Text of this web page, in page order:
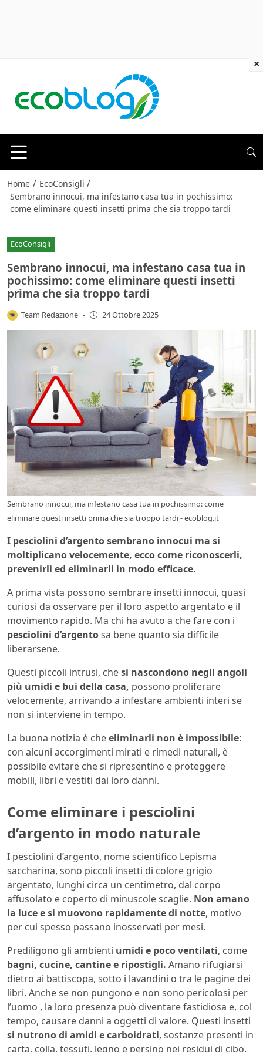
Home / EcoConsigli /
Sembrano innocui, ma infestano casa tua in pochissimo:
come eliminare questi insetti prima che sia troppo tardi
EcoConsigli
Sembrano innocui, ma infestano casa tua in
pochissimo: come eliminare questi insetti
prima che sia troppo tardi
Team Redazione - 24 Ottobre 2025
Sembrano innocui, ma infestano casa tua in pochissimo: come
eliminare questi insetti prima che sia troppo tardi - ecoblog.it
I pesciolini d’argento sembrano innocui ma si
moltiplicano velocemente, ecco come riconoscerli,
prevenirli ed eliminarli in modo efficace.
A prima vista possono sembrare insetti innocui, quasi
curiosi da osservare per il loro aspetto argentato e il
movimento rapido. Ma chi ha avuto a che fare con i
pesciolini d’argentosa bene quanto sia difficile
liberarsene.
Questi piccoli intrusi, chesi nascondono negli angoli
più umidi e bui della casa, possono proliferare
velocemente, arrivando a infestare ambienti interi se
non si interviene in tempo.
La buona notizia è cheeliminarli non è impossibile:
con alcuni accorgimenti mirati e rimedi naturali, è
possibile evitare che si ripresentino e proteggere
mobili, libri e vestiti dai loro danni.
Come eliminare i pesciolini
d’argento in modo naturale
I pesciolini d’argento, nome scientifico Lepisma
saccharina, sono piccoli insetti di colore grigio
argentato, lunghi circa un centimetro, dal corpo
affusolato e coperto di minuscole scaglie. Non amano
la luce e si muovono rapidamente di notte, motivo
per cui spesso passano inosservati per mesi.
Prediligono gli ambienti umidi e poco ventilati, come
bagni, cucine, cantine e ripostigli. Amano rifugiarsi
dietro ai battiscopa, sotto i lavandini o tra le pagine dei
libri. Anche se non pungono e non sono pericolosi per
l’uomo , la loro presenza può diventare fastidiosa e, col
tempo, causare danni a oggetti di valore. Questi insetti
si nutrono di amidi e carboidrati, sostanze presenti in
carta, colla, tessuti, legno e persino nei residui di cibo.
×